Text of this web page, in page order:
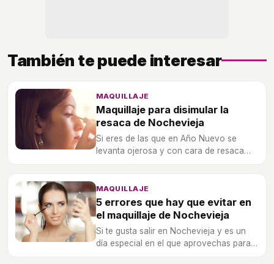
También te puede interesar
MAQUILLAJE
Maquillaje para disimular la
resaca de Nochevieja
Si eres de las que en Año Nuevo se
levanta ojerosa y con cara de resaca
mala cara.
MAQUILLAJE
5 errores que hay que evitar en
el maquillaje de Nochevieja
Si te gusta salir en Nochevieja y es un
día especial en el que aprovechas para